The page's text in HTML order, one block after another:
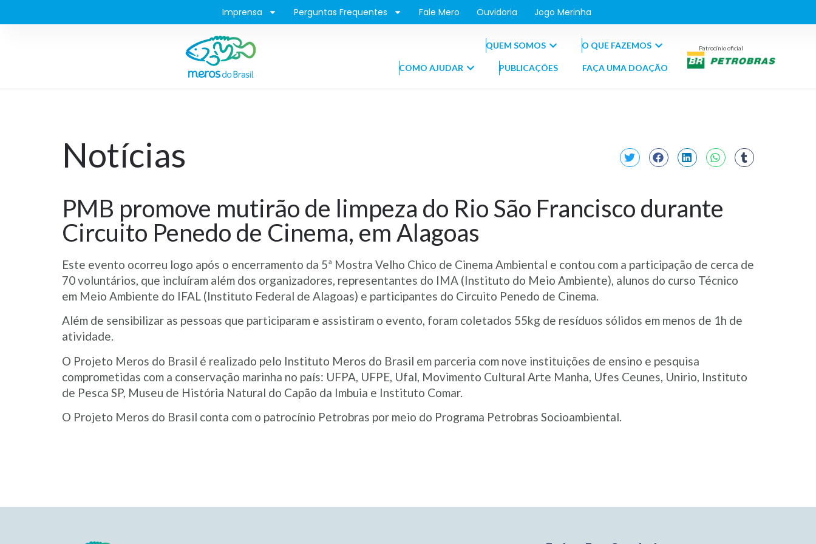
Imprensa Perguntas Frequentes Fale Mero Ouvidoria Jogo Merinha
QUEM SOMOS O QUE FAZEMOS
COMO AJUDAR PUBLICAÇÕES FAÇA UMA DOAÇÃO
Patrocínio oficial
Notícias
PMB promove mutirão de limpeza do Rio São Francisco durante
Circuito Penedo de Cinema, em Alagoas
Este evento ocorreu logo após o encerramento da 5ª Mostra Velho Chico de Cinema Ambiental e contou com a participação de cerca de
70 voluntários, que incluíram além dos organizadores, representantes do IMA (Instituto do Meio Ambiente), alunos do curso Técnico
em Meio Ambiente do IFAL (Instituto Federal de Alagoas) e participantes do Circuito Penedo de Cinema.
Além de sensibilizar as pessoas que participaram e assistiram o evento, foram coletados 55kg de resíduos sólidos em menos de 1h de
atividade.
O Projeto Meros do Brasil é realizado pelo Instituto Meros do Brasil em parceria com nove instituições de ensino e pesquisa
comprometidas com a conservação marinha no país: UFPA, UFPE, Ufal, Movimento Cultural Arte Manha, Ufes Ceunes, Unirio, Instituto
de Pesca SP, Museu de História Natural do Capão da Imbuia e Instituto Comar.
O Projeto Meros do Brasil conta com o patrocínio Petrobras por meio do Programa Petrobras Socioambiental.